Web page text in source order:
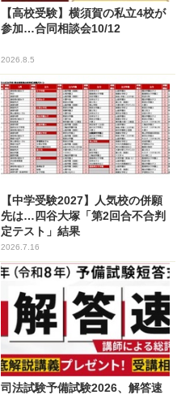
【高校受験】横須賀の私立4校が
参加…合同相談会10/12
2026.8.5
【中学受験2027】人気校の併願
先は…四谷大塚「第2回合不合判
定テスト」結果
2026.7.16
司法試験予備試験2026、解答速